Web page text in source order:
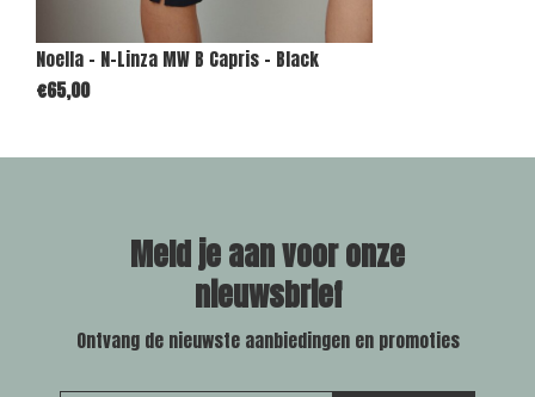
Noella - N-Linza MW B Capris - Black
€65,00
Meld je aan voor onze
nieuwsbrief
Ontvang de nieuwste aanbiedingen en promoties